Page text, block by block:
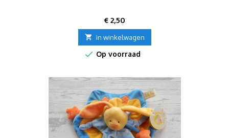
Prijs
€ 2,50
 In winkelwagen
 Op voorraad